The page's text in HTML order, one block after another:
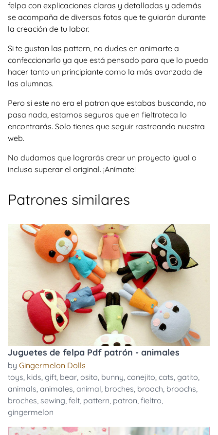
felpa con explicaciones claras y detalladas y además
se acompaña de diversas fotos que te guiarán durante
la creación de tu labor.
Si te gustan las pattern, no dudes en animarte a
confeccionarlo ya que está pensado para que lo pueda
hacer tanto un principiante como la más avanzada de
las alumnas.
Pero si este no era el patron que estabas buscando, no
pasa nada, estamos seguros que en fieltroteca lo
encontrarás. Solo tienes que seguir rastreando nuestra
web.
No dudamos que lograrás crear un proyecto igual o
incluso superar el original. ¡Anímate!
Patrones similares
Juguetes de felpa Pdf patrón - animales
by Gingermelon Dolls
toys, kids, gift, bear, osito, bunny, conejito, cats, gatito,
animals, animales, animal, broches, brooch, broochs,
broches, sewing, felt, pattern, patron, fieltro,
gingermelon